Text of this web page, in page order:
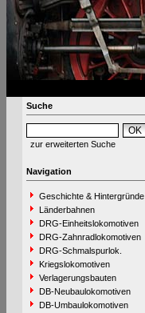
Suche
zur erweiterten Suche
Navigation
Geschichte & Hintergründe
Länderbahnen
DRG-Einheitslokomotiven
DRG-Zahnradlokomotiven
DRG-Schmalspurlok.
Kriegslokomotiven
Verlagerungsbauten
DB-Neubaulokomotiven
DB-Umbaulokomotiven